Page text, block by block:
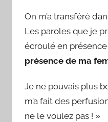
On m’a transféré
Les paroles que je
écroulé en
présence de ma
Je ne pouvais plus
m’a fait des
ne le voulez pas ! »